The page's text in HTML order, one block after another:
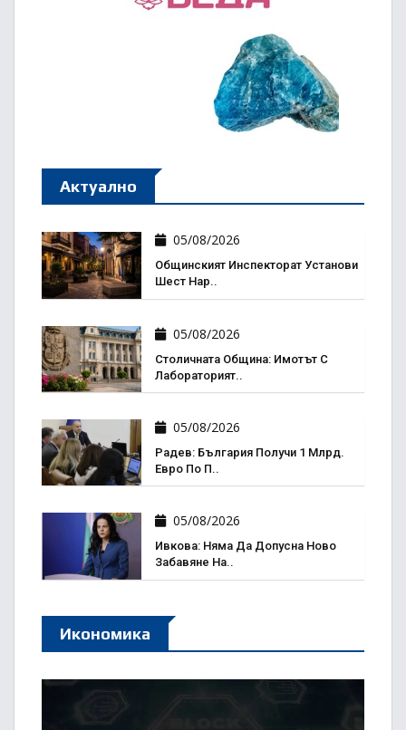
Актуално
05/08/2026
Общинският Инспекторат Установи
Шест Нар..
05/08/2026
Столичната Община: Имотът С
Лабораторият..
05/08/2026
Радев: България Получи 1 Млрд.
Евро По П..
05/08/2026
Ивкова: Няма Да Допусна Ново
Забавяне На..
Икономика